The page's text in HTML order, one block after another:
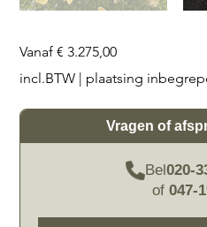
Vanaf Prijs
€ 3.275,00
incl.BTW
plaatsing
Vragen of
Bel020-
of 047-